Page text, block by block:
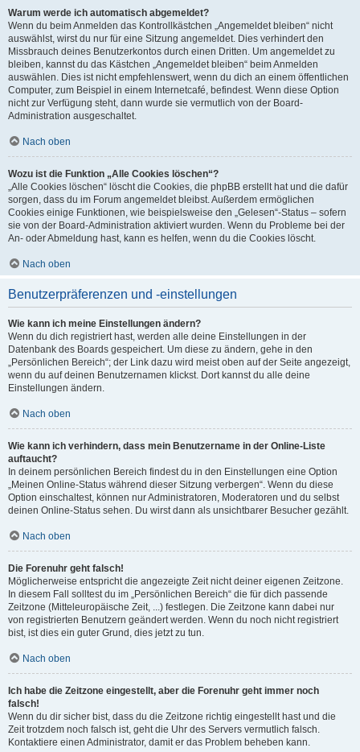
Warum werde ich automatisch abgemeldet?
Wenn du beim Anmelden das Kontrollkästchen „Angemeldet bleiben“ nicht
auswählst, wirst du nur für eine Sitzung angemeldet. Dies verhindert den
Missbrauch deines Benutzerkontos durch einen Dritten. Um angemeldet zu
bleiben, kannst du das Kästchen „Angemeldet bleiben“ beim Anmelden
auswählen. Dies ist nicht empfehlenswert, wenn du dich an einem öffentlichen
Computer, zum Beispiel in einem Internetcafé, befindest. Wenn diese Option
nicht zur Verfügung steht, dann wurde sie vermutlich von der Board-
Administration ausgeschaltet.
Nach oben
Wozu ist die Funktion „Alle Cookies löschen“?
„Alle Cookies löschen“ löscht die Cookies, die phpBB erstellt hat und die dafür
sorgen, dass du im Forum angemeldet bleibst. Außerdem ermöglichen
Cookies einige Funktionen, wie beispielsweise den „Gelesen“-Status – sofern
sie von der Board-Administration aktiviert wurden. Wenn du Probleme bei der
An- oder Abmeldung hast, kann es helfen, wenn du die Cookies löscht.
Nach oben
Benutzerpräferenzen und -einstellungen
Wie kann ich meine Einstellungen ändern?
Wenn du dich registriert hast, werden alle deine Einstellungen in der
Datenbank des Boards gespeichert. Um diese zu ändern, gehe in den
„Persönlichen Bereich“; der Link dazu wird meist oben auf der Seite angezeigt,
wenn du auf deinen Benutzernamen klickst. Dort kannst du alle deine
Einstellungen ändern.
Nach oben
Wie kann ich verhindern, dass mein Benutzername in der Online-Liste
auftaucht?
In deinem persönlichen Bereich findest du in den Einstellungen eine Option
„Meinen Online-Status während dieser Sitzung verbergen“. Wenn du diese
Option einschaltest, können nur Administratoren, Moderatoren und du selbst
deinen Online-Status sehen. Du wirst dann als unsichtbarer Besucher gezählt.
Nach oben
Die Forenuhr geht falsch!
Möglicherweise entspricht die angezeigte Zeit nicht deiner eigenen Zeitzone.
In diesem Fall solltest du im „Persönlichen Bereich“ die für dich passende
Zeitzone (Mitteleuropäische Zeit, ...) festlegen. Die Zeitzone kann dabei nur
von registrierten Benutzern geändert werden. Wenn du noch nicht registriert
bist, ist dies ein guter Grund, dies jetzt zu tun.
Nach oben
Ich habe die Zeitzone eingestellt, aber die Forenuhr geht immer noch
falsch!
Wenn du dir sicher bist, dass du die Zeitzone richtig eingestellt hast und die
Zeit trotzdem noch falsch ist, geht die Uhr des Servers vermutlich falsch.
Kontaktiere einen Administrator, damit er das Problem beheben kann.